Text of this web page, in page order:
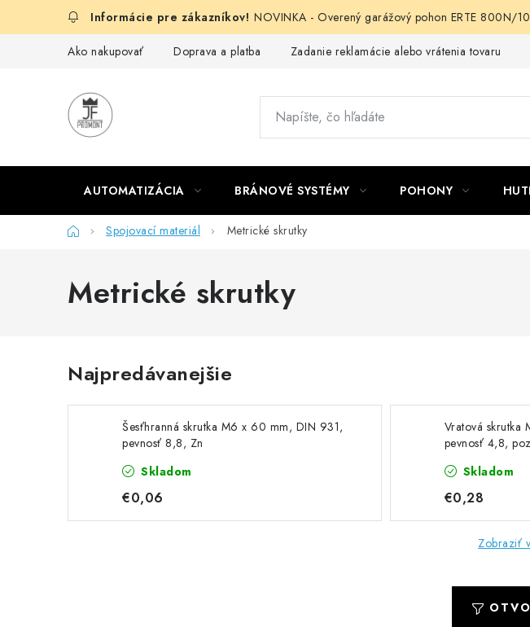
NOVINKA - Overený garážový pohon ERTE 800N/
Ako nakupovať Doprava a platba Zadanie reklamácie alebo vrátenia tovaru
AUTOMATIZÁCIA BRÁNOVÉ SYSTÉMY POHONY
DomovSpojovací materiál Metrické skrutky
Metrické skrutky
Najpredávanejšie
Šesťhranná skrutka M6 x 60 mm, DIN 931,
pevnosť 8,8, Zn
Skladom
€0,06
Vratová skrutka
pevnosť 4,8,
Skladom
€0,28
Zobraziť